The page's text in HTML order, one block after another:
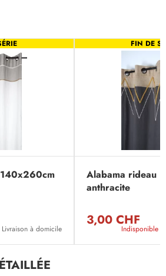
Livraison à domicile
FIN DE
Alabama rideau
anthracite
3,00 CHF
Indisponible